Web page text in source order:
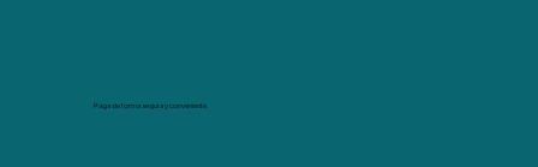
Paga de forma segura y conveniente.